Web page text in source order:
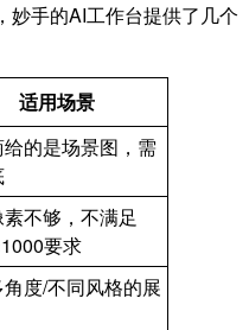
妙手的AI工作台提供了几个
适用场景
的是场景图，需
不够，不满足
要求
度/不同风格的展